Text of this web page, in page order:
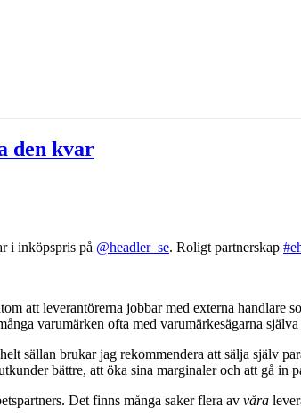
den kvar
i inköpspris på @headler_se. Roligt partnerskap
att leverantörerna jobbar med externa handlare
varumärken ofta med varumärkesägarna
sällan brukar jag rekommendera att sälja själv
bättre, att öka sina marginaler och att gå in
Det finns många saker flera av våra